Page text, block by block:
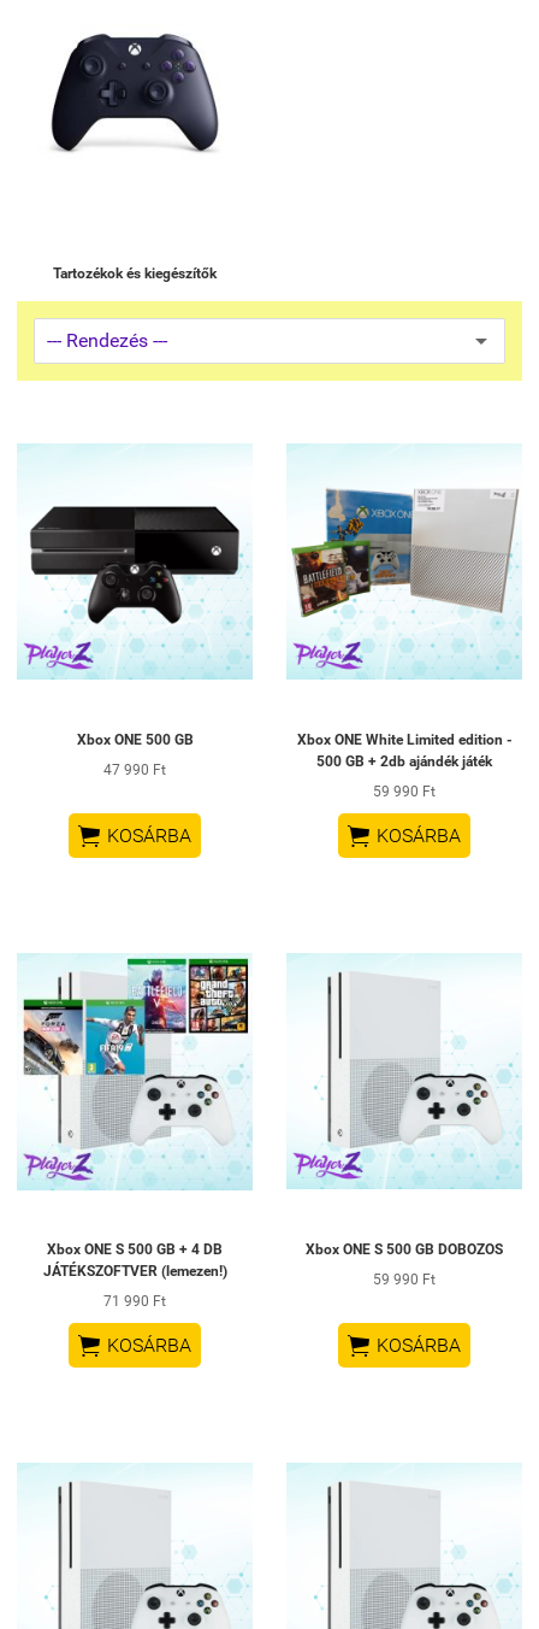
Tartozékok és kiegészítők
Xbox ONE 500 GB
47 990 Ft
 KOSÁRBA
Xbox ONE White Limited edition -
500 GB + 2db ajándék játék
59 990 Ft
 KOSÁRBA
Xbox ONE S 500 GB + 4 DB
JÁTÉKSZOFTVER (lemezen!)
71 990 Ft
 KOSÁRBA
Xbox ONE S 500 GB DOBOZOS
59 990 Ft
 KOSÁRBA